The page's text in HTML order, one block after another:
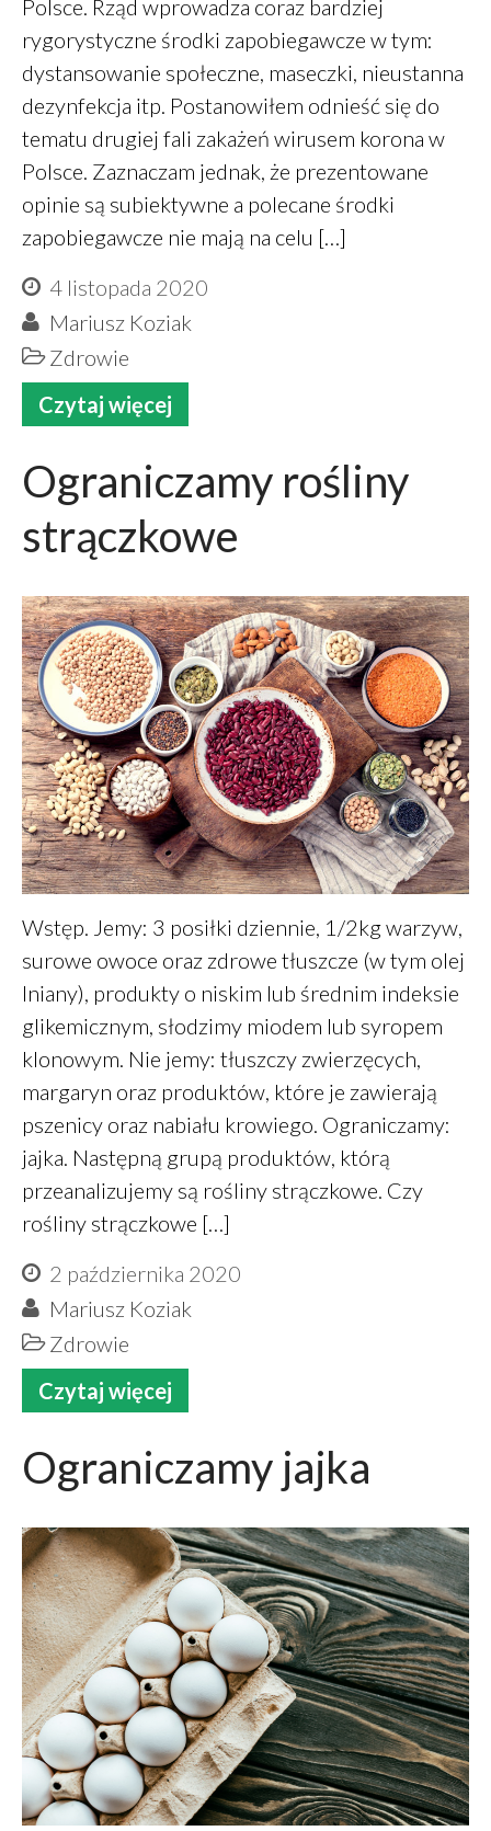
Polsce. Rząd wprowadza coraz bardziej
rygorystyczne środki zapobiegawcze w tym:
dystansowanie społeczne, maseczki, nieustanna
dezynfekcja itp. Postanowiłem odnieść się do
tematu drugiej fali zakażeń wirusem korona w
Polsce. Zaznaczam jednak, że prezentowane
opinie są subiektywne a polecane środki
zapobiegawcze nie mają na celu […]
4 listopada 2020
Mariusz Koziak
Zdrowie
Czytaj więcej
Ograniczamy rośliny
strączkowe
Wstęp. Jemy: 3 posiłki dziennie, 1/2kg warzyw,
surowe owoce oraz zdrowe tłuszcze (w tym olej
lniany), produkty o niskim lub średnim indeksie
glikemicznym, słodzimy miodem lub syropem
klonowym. Nie jemy: tłuszczy zwierzęcych,
margaryn oraz produktów, które je zawierają
pszenicy oraz nabiału krowiego. Ograniczamy:
jajka. Następną grupą produktów, którą
przeanalizujemy są rośliny strączkowe. Czy
rośliny strączkowe […]
2 października 2020
Mariusz Koziak
Zdrowie
Czytaj więcej
Ograniczamy jajka